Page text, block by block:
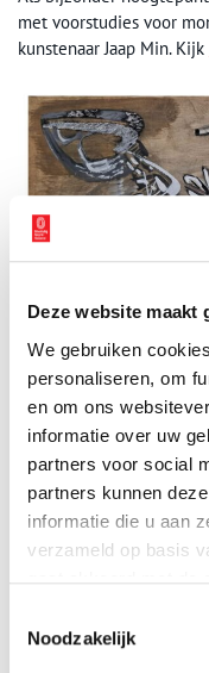
Deze website maakt
We gebruiken
personaliseren, om
en om ons
informatie over uw
partners voor social
partners kunnen
informatie die u aan
verzameld op basis
Noodzakelijk
met voorstudies voor
kunstenaar Jaap Min. Kijk
bestemd voor de gevel van de
Alkmaar. Beeld: Regionaal
Tip 6: Het
Het Nederlands
voormalig
tijdens het
gratis toegankelijk voor
oudste nog intacte
landelijk thema dit jaar
te blijven’. Ga je dit